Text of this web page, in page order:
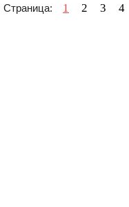
Страница: 1 2 3 4